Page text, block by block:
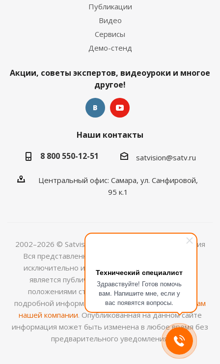
Технический специалист
Здравствуйте! Готов помочь
вам. Напишите мне, если у
вас появятся вопросы.
Публикации
Видео
Сервисы
Демо-стенд
Акции, советы экспертов, видеоуроки и многое
другое!
Наши контакты
8 800 550-12-51
satvision@satv.ru
Центральный офис: Самара, ул. Санфировой,
95 к.1
2002–2026 © Satvision — системы видеонаблюдения
Вся представленная на сайте информация носит
исключительно информационный характер и не
является публичной офертой, определяемой
положениями ст.437 (2) ГК РФ. Для получения
подробной информации обращайтесь кменеджерам
нашей компании. Опубликованная на данном сайте
информация может быть изменена в любое время без
предварительного уведомления.